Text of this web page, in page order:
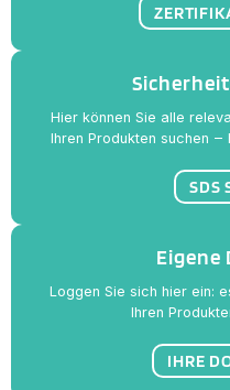
Hier können Sie alle
Ihren Produkten suchen ‒
SDS
Eigene
Loggen Sie sich hier ein:
Ihren
IHRE